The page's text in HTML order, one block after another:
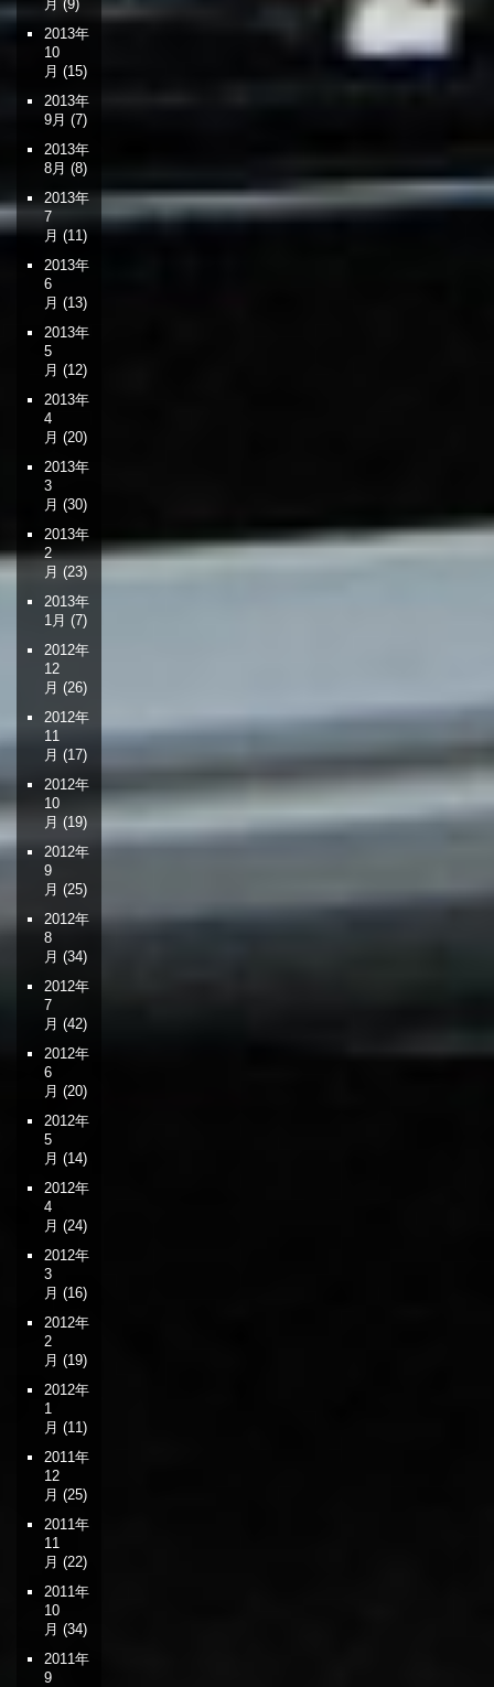
月 (9)
2013年
10
月 (15)
2013年
9月 (7)
2013年
8月 (8)
2013年
7
月 (11)
2013年
6
月 (13)
2013年
5
月 (12)
2013年
4
月 (20)
2013年
3
月 (30)
2013年
2
月 (23)
2013年
1月 (7)
2012年
12
月 (26)
2012年
11
月 (17)
2012年
10
月 (19)
2012年
9
月 (25)
2012年
8
月 (34)
2012年
7
月 (42)
2012年
6
月 (20)
2012年
5
月 (14)
2012年
4
月 (24)
2012年
3
月 (16)
2012年
2
月 (19)
2012年
1
月 (11)
2011年
12
月 (25)
2011年
11
月 (22)
2011年
10
月 (34)
2011年
9